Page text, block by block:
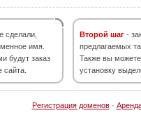
сделали,
имя.
будут заказ
сайта.
Второй шаг -
предлагаемых
Также вы можете
установку
Регистрация доменов·